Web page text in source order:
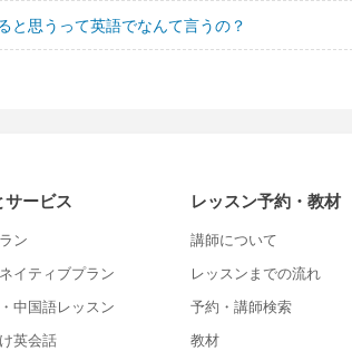
と思うって英語でなんて言うの？
サービス
ン
イティブプラン
中国語レッスン
英会話
レッスン予約・教材
講師について
レッスンまでの流れ
予約・講師検索
教材